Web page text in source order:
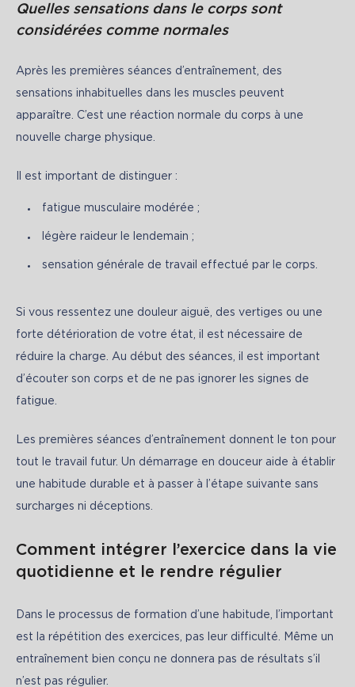
Quelles sensations dans le corps sont
considérées comme normales
Après les premières séances d’entraînement, des
sensations inhabituelles dans les muscles peuvent
apparaître. C’est une réaction normale du corps à une
nouvelle charge physique.
Il est important de distinguer :
fatigue musculaire modérée ;
légère raideur le lendemain ;
sensation générale de travail effectué par le corps.
Si vous ressentez une douleur aiguë, des vertiges ou une
forte détérioration de votre état, il est nécessaire de
réduire la charge. Au début des séances, il est important
d’écouter son corps et de ne pas ignorer les signes de
fatigue.
Les premières séances d’entraînement donnent le ton pour
tout le travail futur. Un démarrage en douceur aide à établir
une habitude durable et à passer à l’étape suivante sans
surcharges ni déceptions.
Comment intégrer l’exercice dans la vie
quotidienne et le rendre régulier
Dans le processus de formation d’une habitude, l’important
est la répétition des exercices, pas leur difficulté. Même un
entraînement bien conçu ne donnera pas de résultats s’il
n’est pas régulier.